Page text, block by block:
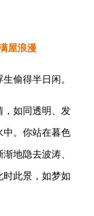
屋浪漫
偷得半日闲。
如同透明、发
。你站在暮色
地隐去波涛、
此景，如梦如